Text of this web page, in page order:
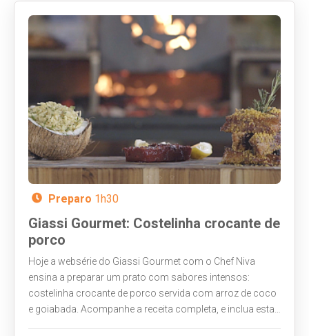
Preparo 1h30
Giassi Gourmet: Costelinha crocante de
porco
Hoje a websérie do Giassi Gourmet com o Chef Niva
ensina a preparar um prato com sabores intensos:
costelinha crocante de porco servida com arroz de coco
e goiabada. Acompanhe a receita completa, e inclua estas